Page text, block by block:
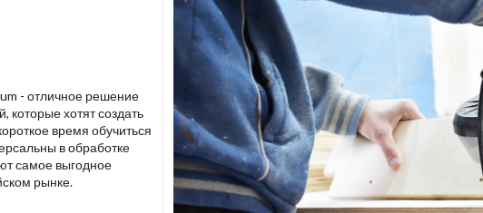
- отличное решение
хотят создать
время обучиться
в обработке
самое выгодное
рынке.